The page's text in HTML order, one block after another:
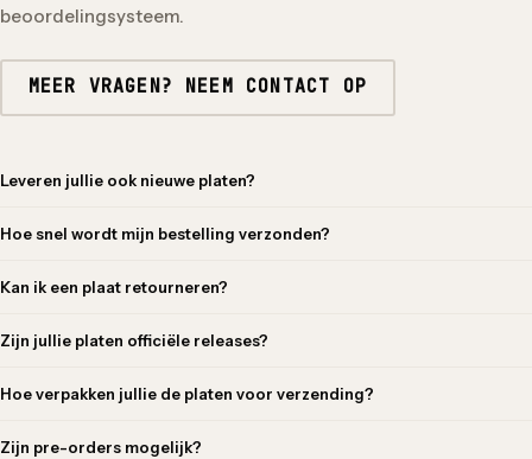
beoordelingsysteem.
MEER VRAGEN? NEEM CONTACT OP
Leveren jullie ook nieuwe platen?
Hoe snel wordt mijn bestelling verzonden?
Kan ik een plaat retourneren?
Zijn jullie platen officiële releases?
Hoe verpakken jullie de platen voor verzending?
Zijn pre-orders mogelijk?